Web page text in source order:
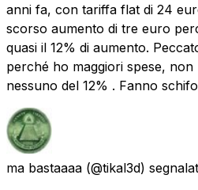
anni fa, con tariffa flat di 24
scorso aumento di tre euro
quasi il 12% di aumento.
perché ho maggiori spese,
nessuno del 12% . Fanno schifo
ma bastaaaa (@tikal3d)